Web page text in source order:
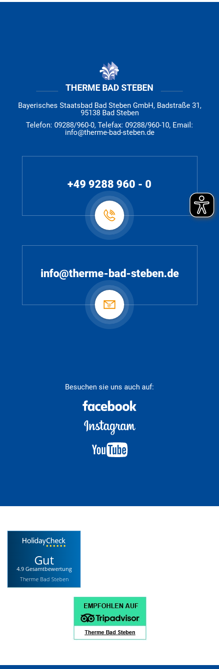
THERME BAD STEBEN
Bayerisches Staatsbad Bad Steben GmbH, Badstraße 31,
95138 Bad Steben
Telefon: 09288/960-0, Telefax: 09288/960-10, Email:
info@therme-bad-steben.de
+49 9288 960 - 0
info@therme-bad-steben.de
Besuchen sie uns auch auf:
Gut
4.9 Gesamtbewertung
Therme Bad Steben